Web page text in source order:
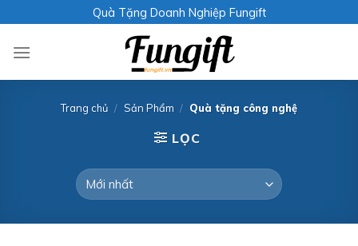
to
content
Quà Tặng Doanh Nghiệp Fungift
Trang chủ / Sản Phẩm / Quà tặng công nghệ
LỌC